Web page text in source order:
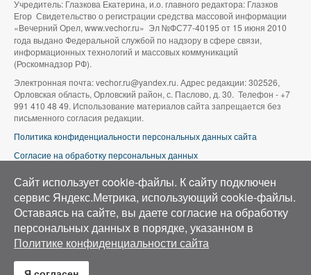
Учредитель: Глазкова Екатерина, и.о. главного редактора: Глазков
Егор Свидетельство о регистрации средства массовой информации
«Вечерний Орел, www.vechor.ru» Эл №ФС77-40195 от 15 июня 2010
года выдано Федеральной службой по надзору в сфере связи,
информационных технологий и массовых коммуникаций
(Роскомнадзор РФ).
Электронная почта: vechor.ru@yandex.ru. Адрес редакции: 302526,
Орловская область, Орловский район, с. Паслово, д. 30. Телефон - +7
991 410 48 49. Использование материалов сайта запрещается без
письменного согласия редакции.
Политика конфиденциальности персональных данных сайта
Согласие на обработку персональных данных
Аэросъемка в Орле»
Сайт использует cookie-файлы. К cайту подключен
сервис Яндекс.Метрика, использующий cookie-файлы.
Оставаясь на сайте, вы даете согласие на обработку
персональных данных в порядке, указанном в
Политике конфиденциальности сайта